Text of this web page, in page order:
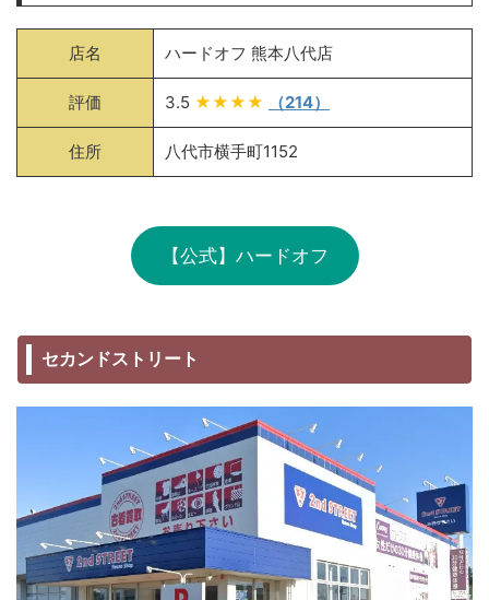
店名 ハードオフ 熊本八代店
評価 3.5 ★★★★ （214）
住所 八代市横手町1152
【公式】ハードオフ
セカンドストリート